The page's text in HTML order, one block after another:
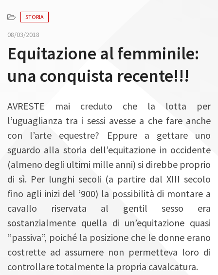
STORIA
08/03/2018
Equitazione al femminile:
una conquista recente!!!
AVRESTE mai creduto che la lotta per
l’uguaglianza tra i sessi avesse a che fare anche
con l’arte equestre? Eppure a gettare uno
sguardo alla storia dell’equitazione in occidente
(almeno degli ultimi mille anni) si direbbe proprio
di sì. Per lunghi secoli (a partire dal XIII secolo
fino agli inizi del ‘900) la possibilità di montare a
cavallo riservata al gentil sesso era
sostanzialmente quella di un’equitazione quasi
“passiva”, poiché la posizione che le donne erano
costrette ad assumere non permetteva loro di
controllare totalmente la propria cavalcatura.